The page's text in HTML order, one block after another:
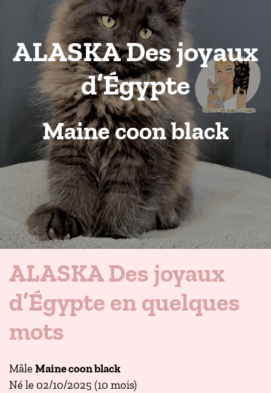
ALASKA Des joyaux
d’Égypte
Maine coon black
ALASKA Des joyaux
d’Égypte en quelques
mots
Mâle Maine coon black
Né le 02/10/2025 (10 mois)